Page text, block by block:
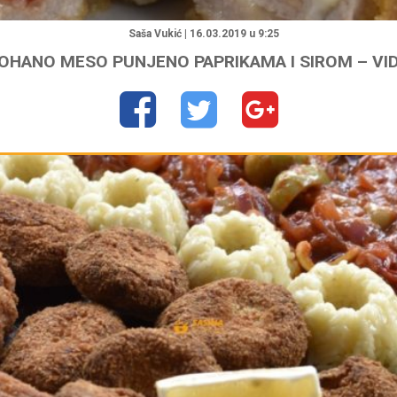
"
Saša Vukić | 16.03.2019 u 9:25
MESO PUNJENO PAPRIKAMA I SIROM –